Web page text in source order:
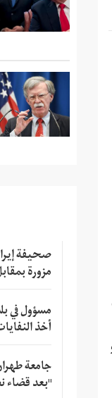
في 8 مايو
صحيفة
مزورة بمقابل يصل
مسؤول في
أخذ
جامعة
"بعد قضاء